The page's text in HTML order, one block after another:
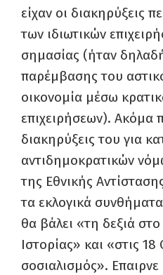
είχαν οι διακηρύξεις
των ιδιωτικών
σημασίας (ήταν
παρέμβασης του
οικονομία μέσω
επιχειρήσεων). Ακόμα
διακηρύξεις του για
αντιδημοκρατικών
της Εθνικής
τα εκλογικά
θα βάλει «τη δεξιά
Ιστορίας» και «στις
σοσιαλισμός».